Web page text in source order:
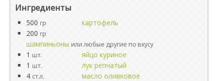
Ингредиенты
500 гр
картофель
200 гр
шампиньоны или любые другие по вкусу
1 шт.
яйцо куриное
1 шт.
лук репчатый
4 ст.л.
масло оливковое